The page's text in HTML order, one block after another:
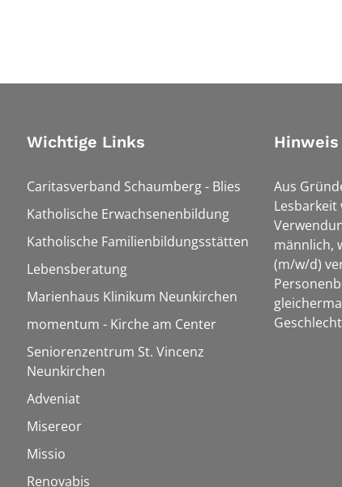
Wichtige Links
Caritasverband Schaumberg - Blies
Katholische Erwachsenenbildung
Katholische Familienbildungsstätten
Lebensberatung
Marienhaus Klinikum Neunkirchen
momentum - Kirche am Center
Seniorenzentrum St. Vincenz
Neunkirchen
Adveniat
Misereor
Missio
Renovabis
Hinweis
Aus
Lesbarkeit
männlich,
(m/w/d)